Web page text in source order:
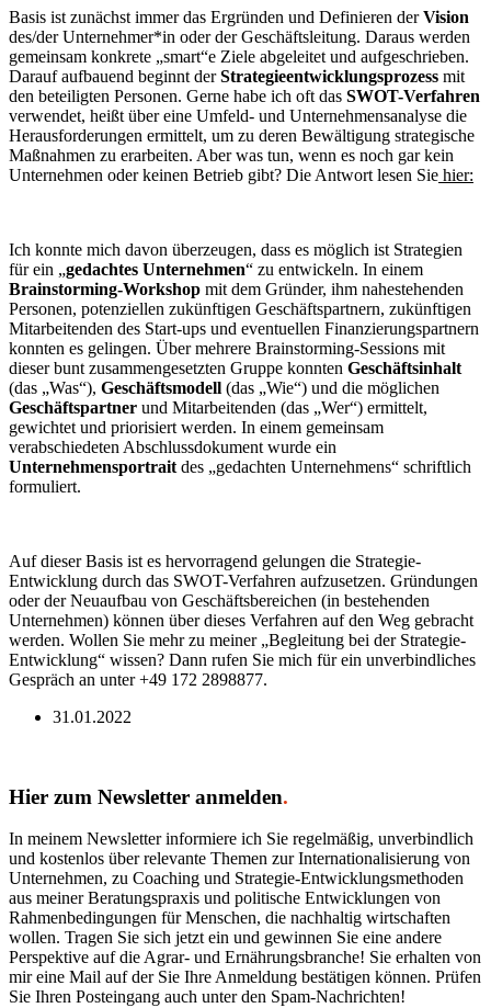
Basis ist zunächst immer das Ergründen und Definieren derVision
des/der Unternehmer*in oder der Geschäftsleitung. Daraus werden
gemeinsam konkrete „smart“e Ziele abgeleitet und aufgeschrieben.
Darauf aufbauend beginnt derStrategieentwicklungsprozess mit
den beteiligten Personen. Gerne habe ich oft das SWOT-Verfahren
verwendet, heißt über eine Umfeld- und Unternehmensanalyse die
Herausforderungen ermittelt, um zu deren Bewältigung strategische
Maßnahmen zu erarbeiten. Aber was tun, wenn es noch gar kein
Unternehmen oder keinen Betrieb gibt? Die Antwort lesen Sie hier:
Ich konnte mich davon überzeugen, dass es möglich ist Strategien
für ein „gedachtes Unternehmen“ zu entwickeln. In einem
Brainstorming-Workshop mit dem Gründer, ihm nahestehenden
Personen, potenziellen zukünftigen Geschäftspartnern, zukünftigen
Mitarbeitenden des Start-ups und eventuellen Finanzierungspartnern
konnten es gelingen. Über mehrere Brainstorming-Sessions mit
dieser bunt zusammengesetzten Gruppe konnten Geschäftsinhalt
(das „Was“), Geschäftsmodell (das „Wie“) und die möglichen
Geschäftspartner und Mitarbeitenden (das „Wer“) ermittelt,
gewichtet und priorisiert werden. In einem gemeinsam
verabschiedeten Abschlussdokument wurde ein
Unternehmensportrait des „gedachten Unternehmens“ schriftlich
formuliert.
Auf dieser Basis ist es hervorragend gelungen die Strategie-
Entwicklung durch das SWOT-Verfahren aufzusetzen. Gründungen
oder der Neuaufbau von Geschäftsbereichen (in bestehenden
Unternehmen) können über dieses Verfahren auf den Weg gebracht
werden. Wollen Sie mehr zu meiner „Begleitung bei der Strategie-
Entwicklung“ wissen? Dann rufen Sie mich für ein unverbindliches
Gespräch an unter +49 172 2898877.
31.01.2022
Hier zum Newsletter anmelden.
In meinem Newsletter informiere ich Sie regelmäßig, unverbindlich
und kostenlos über relevante Themen zur Internationalisierung von
Unternehmen, zu Coaching und Strategie-Entwicklungsmethoden
aus meiner Beratungspraxis und politische Entwicklungen von
Rahmenbedingungen für Menschen, die nachhaltig wirtschaften
wollen. Tragen Sie sich jetzt ein und gewinnen Sie eine andere
Perspektive auf die Agrar- und Ernährungsbranche! Sie erhalten von
mir eine Mail auf der Sie Ihre Anmeldung bestätigen können. Prüfen
Sie Ihren Posteingang auch unter den Spam-Nachrichten!